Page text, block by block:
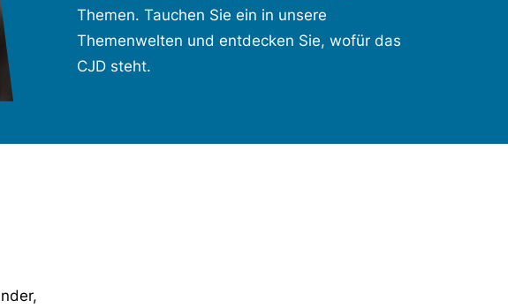
Themen. Tauchen Sie ein in unsere
Themenwelten und entdecken Sie, wofür das
CJD steht.